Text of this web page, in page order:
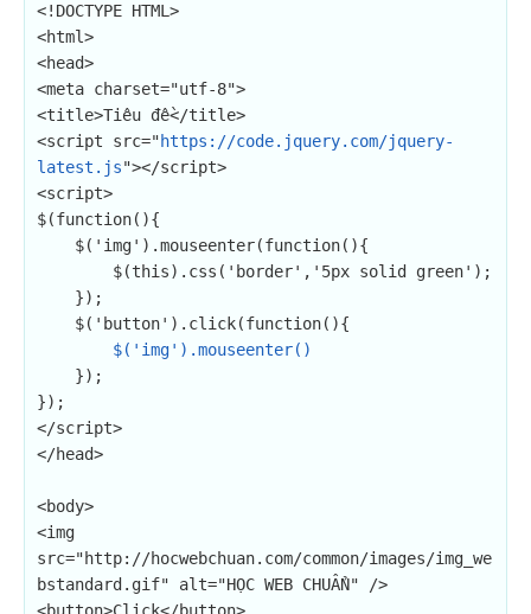
<!DOCTYPE HTML>
<html>
<head>
<meta charset="utf-8">
<title>Tiêu đề</title>
<script src="https://code.jquery.com/jquery-
latest.js"></script>
<script>
$(function(){
$('img').mouseenter()
});
</script>
</head>
<body>
<img
src="http://hocwebchuan.com/common/images/img_we
bstandard.gif" alt="HỌC WEB CHUẨN" />